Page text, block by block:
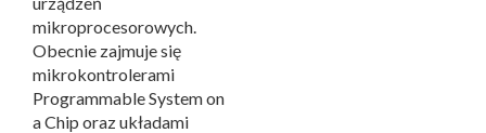
mikroprocesorowych.
Obecnie zajmuje się
mikrokontrolerami
Programmable System on
a Chip oraz układami